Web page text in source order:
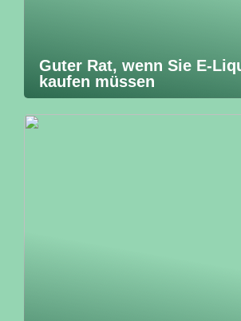
Guter Rat, wenn Sie E-
kaufen müssen